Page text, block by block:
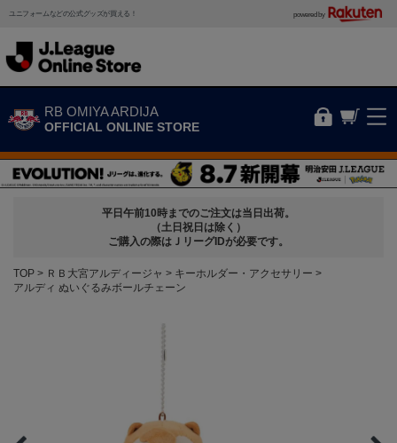
ユニフォームなどの公式グッズが買える！ powered by
RB OMIYA ARDIJA
OFFICIAL ONLINE STORE
平日午前10時までのご注文は当日出荷。
（土日祝日は除く）
ご購入の際はＪリーグIDが必要です。
TOP ＲＢ大宮アルディージャ
キーホルダー・アクセサリー
アルディ ぬいぐるみボールチェーン